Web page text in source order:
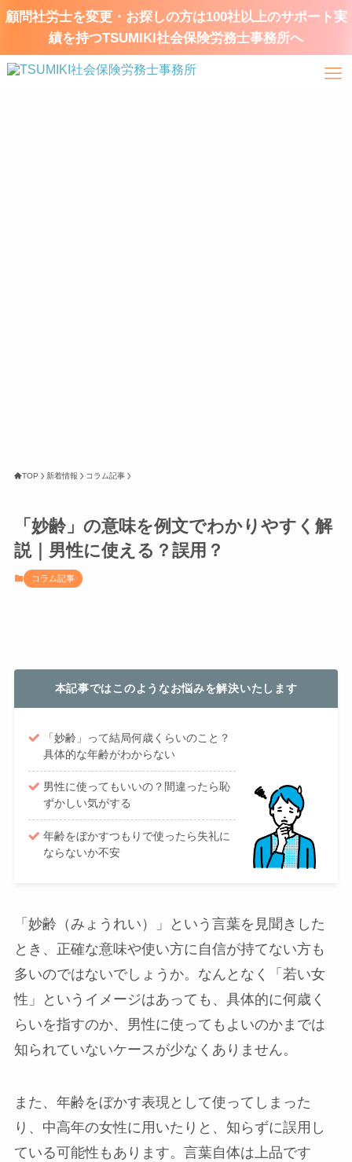
顧問社労士を変更・お探しの方は100社以上のサポート実
績を持つTSUMIKI社会保険労務士事務所へ
TOP 新着情報 コラム記事
「妙齢」の意味を例文でわかりやすく解
説｜男性に使える？誤用？
コラム記事
本記事ではこのようなお悩みを解決いたします
「妙齢」って結局何歳くらいのこと？
具体的な年齢がわからない
男性に使ってもいいの？間違ったら恥
ずかしい気がする
年齢をぼかすつもりで使ったら失礼に
ならないか不安
「妙齢（みょうれい）」という言葉を見聞きした
とき、正確な意味や使い方に自信が持てない方も
多いのではないでしょうか。なんとなく「若い女
性」というイメージはあっても、具体的に何歳く
らいを指すのか、男性に使ってもよいのかまでは
知られていないケースが少なくありません。
また、年齢をぼかす表現として使ってしまった
り、中高年の女性に用いたりと、知らずに誤用し
ている可能性もあります。言葉自体は上品です